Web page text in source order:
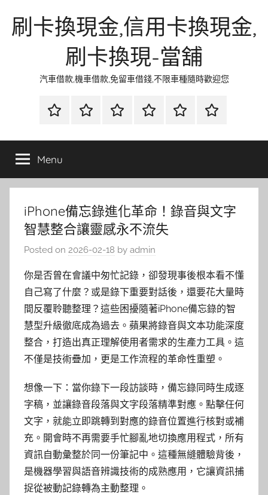
刷卡換現金,信用卡換現金,
刷卡換現-當舖
汽車借款,機車借款,免留車借錢,不限車種隨時歡迎您
首
當
金
網
資
流
時
環
清
聯
徵
Menu
iPhone備忘錄進化革命！錄音與文字
智慧整合讓靈感永不流失
Posted on 2026-02-18 by admin
你是否曾在會議中匆忙記錄，卻發現事後根本看不懂
自己寫了什麼？或是錄下重要對話後，還要花大量時
間反覆聆聽整理？這些困擾隨著iPhone備忘錄的智
慧型升級徹底成為過去。蘋果將錄音與文本功能深度
整合，打造出真正理解使用者需求的生產力工具。這
不僅是技術疊加，更是工作流程的革命性重塑。
想像一下：當你錄下一段訪談時，備忘錄同時生成逐
字稿，並讓錄音段落與文字段落精準對應。點擊任何
文字，就能立即跳轉到對應的錄音位置進行核對或補
充。開會時不再需要手忙腳亂地切換應用程式，所有
資訊自動彙整於同一份筆記中。這種無縫體驗背後，
是機器學習與語音辨識技術的成熟應用，它讓資訊捕
捉從被動記錄轉為主動整理。